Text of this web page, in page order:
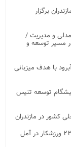
هنری در نیمه نخست ۱۴۰۵ در مازندران برگزار
و مدیریت /
مسیر توسعه و
با هدف میزبانی
توسعه تنیس
رقابت‌های کشتی آزاد پیشکسوتان کشور با حضور ۲۳۰ ورزشکار در آمل